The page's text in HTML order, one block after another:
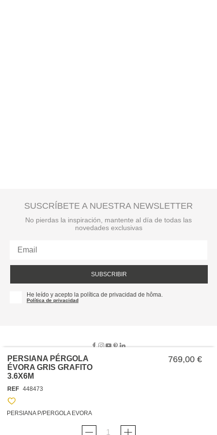
PERSIANA PÉRGOLA
ÉVORA GRIS GRAFITO
3.6X6M
769,00 €
REF 448473
PERSIANA P/PERGOLA EVORA
SUSCRÍBETE A NUESTRA NEWSLETTER
No pierdas la inspiración, mantente al día de todas las
novedades exclusivas
SUBSCRIBIR
He leído y acepto la política de privacidad de hôma.
Política de privacidad
TRABAJA CON NOSOTROS
TARJETA HAPPY
POLÍTICAS
PROTECCIÓN DE DATOS